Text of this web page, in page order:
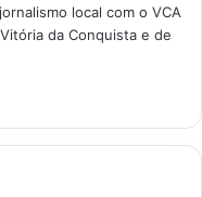
local com o VCA
da Conquista e de